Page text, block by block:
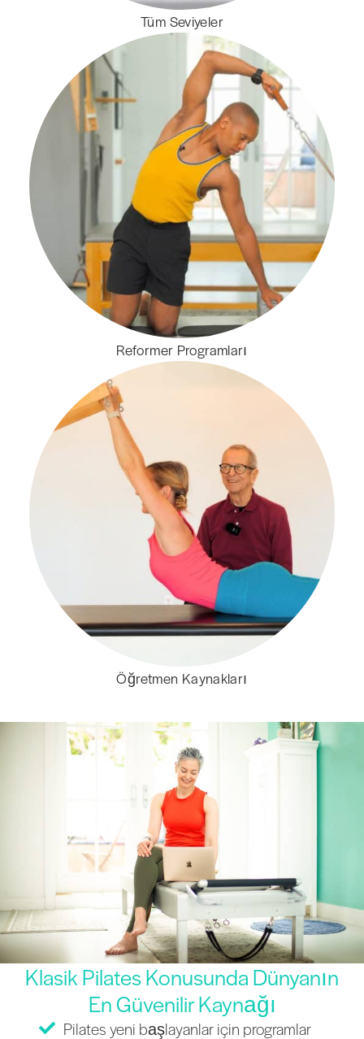
Tüm Seviyeler
Reformer Programları
Öğretmen Kaynakları
Klasik Pilates Konusunda Dünyanın
En Güvenilir Kaynağı
Pilates yeni başlayanlar için programlar